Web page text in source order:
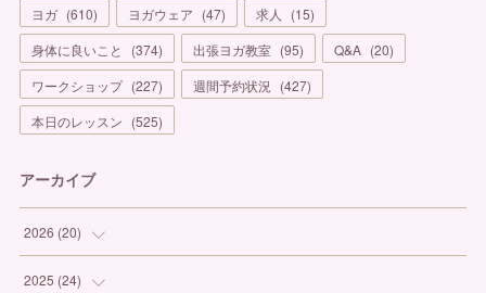
ヨガ (610) ヨガウェア (47) 求人 (15)
身体に良いこと
(374) 出張ヨガ教室 (95) Q&A (20)
ワークショップ (227) 週間予約状況 (427)
本日のレッスン (525)
アーカイブ
2026 (20)
(1
2025 (24)